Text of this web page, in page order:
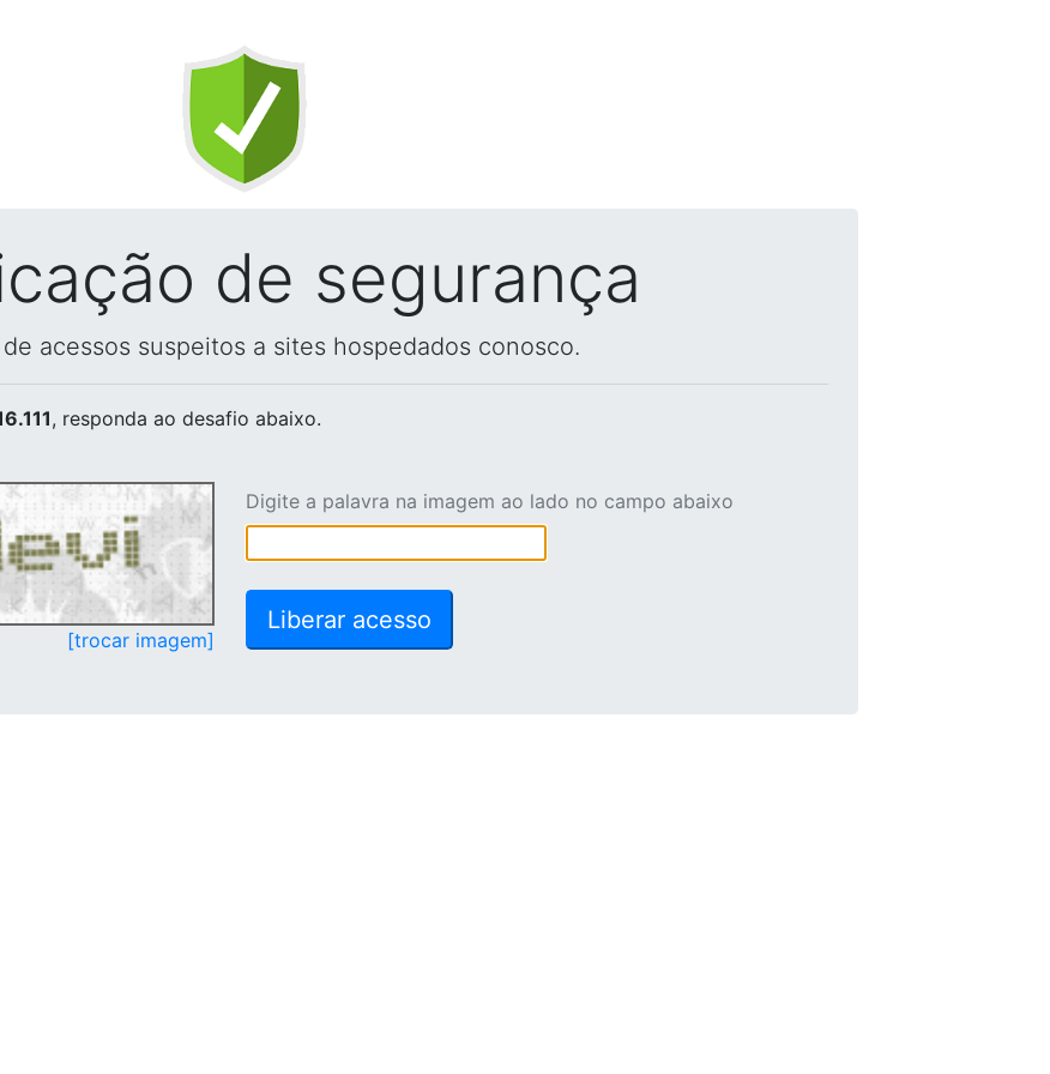
de segurança
acessos suspeitos a sites hospedados conosco.
, responda ao desafio abaixo.
[trocar imagem]
Digite a palavra na imagem ao lado no campo abaixo